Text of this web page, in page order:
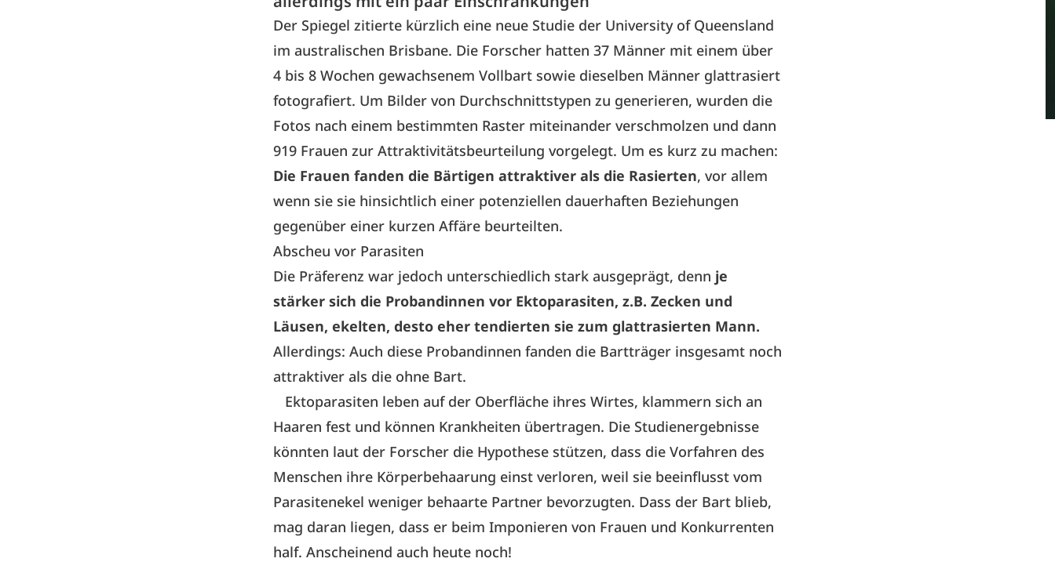
Der Spiegel zitierte kürzlich eine neue Studie der University of Queensland
im australischen Brisbane. Die Forscher hatten 37 Männer mit einem über
4 bis 8 Wochen gewachsenem Vollbart sowie dieselben Männer glattrasiert
fotografiert. Um Bilder von Durchschnittstypen zu generieren, wurden die
Fotos nach einem bestimmten Raster miteinander verschmolzen und dann
919 Frauen zur Attraktivitätsbeurteilung vorgelegt. Um es kurz zu machen:
Die Frauen fanden die Bärtigen attraktiver als die Rasierten, vor allem
wenn sie sie hinsichtlich einer potenziellen dauerhaften Beziehungen
gegenüber einer kurzen Affäre beurteilten.
Abscheu vor Parasiten
Die Präferenz war jedoch unterschiedlich stark ausgeprägt, denn je
stärker sich die Probandinnen vor Ektoparasiten, z.B. Zecken und
Läusen, ekelten, desto eher tendierten sie zum glattrasierten Mann.
Allerdings: Auch diese Probandinnen fanden die Bartträger insgesamt noch
attraktiver als die ohne Bart.
Ektoparasiten leben auf der Oberfläche ihres Wirtes, klammern sich an
Haaren fest und können Krankheiten übertragen. Die Studienergebnisse
könnten laut der Forscher die Hypothese stützen, dass die Vorfahren des
Menschen ihre Körperbehaarung einst verloren, weil sie beeinflusst vom
Parasitenekel weniger behaarte Partner bevorzugten. Dass der Bart blieb,
mag daran liegen, dass er beim Imponieren von Frauen und Konkurrenten
half. Anscheinend auch heute noch!